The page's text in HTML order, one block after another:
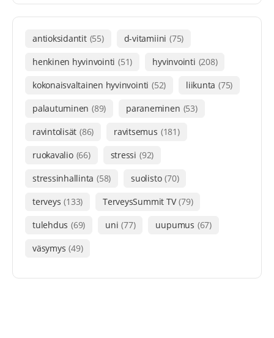
antioksidantit (55) d-vitamiini (75)
henkinen hyvinvointi (51) hyvinvointi (208)
kokonaisvaltainen hyvinvointi (52) liikunta (75)
palautuminen (89) paraneminen (53)
ravintolisät (86) ravitsemus (181)
ruokavalio (66) stressi (92)
stressinhallinta (58) suolisto (70)
terveys (133) TerveysSummit TV (79)
tulehdus (69) uni (77) uupumus (67)
väsymys (49)